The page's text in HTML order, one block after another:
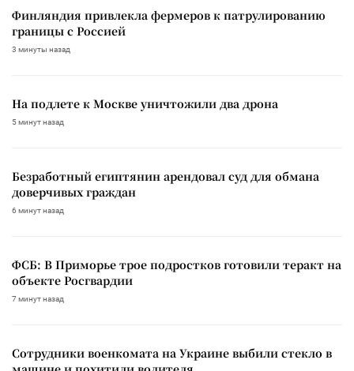
Финляндия привлекла фермеров к патрулированию
границы с Россией
3 минуты назад
На подлете к Москве уничтожили два дрона
5 минут назад
Безработный египтянин арендовал суд для обмана
доверчивых граждан
6 минут назад
ФСБ: В Приморье трое подростков готовили теракт на
объекте Росгвардии
7 минут назад
Сотрудники военкомата на Украине выбили стекло в